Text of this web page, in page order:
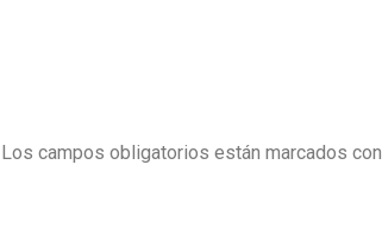
Los campos obligatorios están marcados con